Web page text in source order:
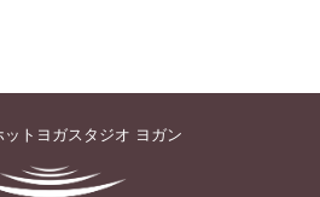
ットヨガスタジオ ヨガン